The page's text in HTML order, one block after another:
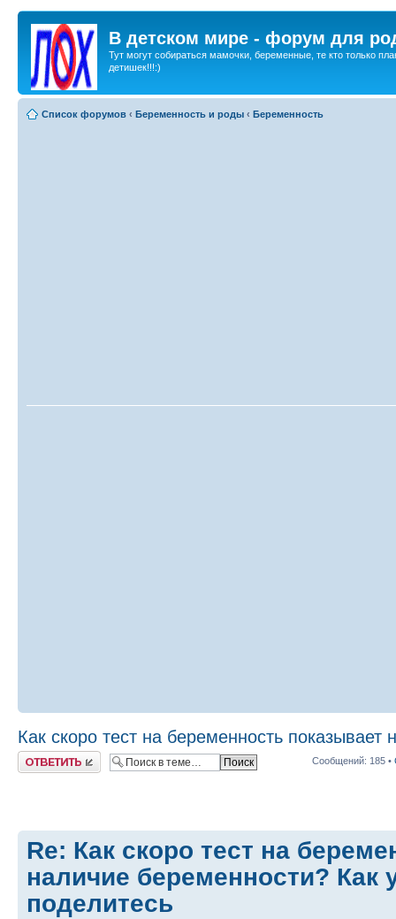
В детском мире - форум для
Тут могут собираться мамочки, беременные, те кто только
детишек!!!:)
Список форумов ‹ Беременность и роды ‹ Беременность
Как скоро тест на беременность
Ответить Сообщений: 185 •
Re: Как скоро тест на
наличие беременности? Как
поделитесь